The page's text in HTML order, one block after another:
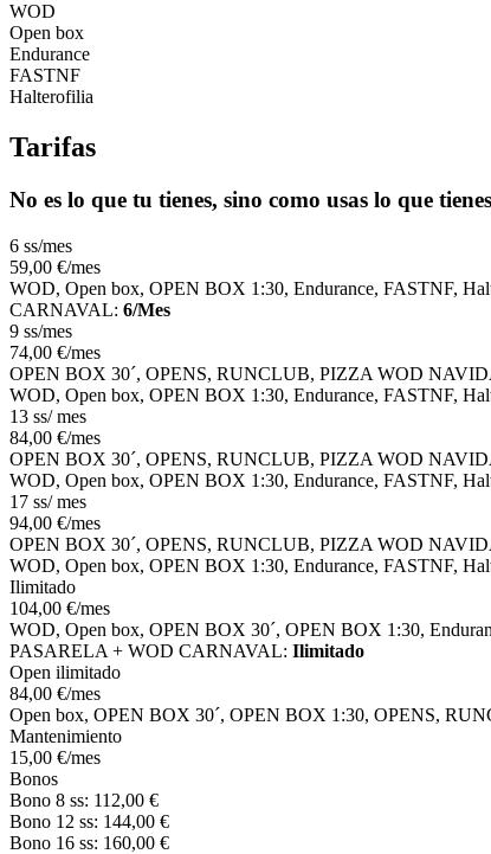
WOD
Open box
Endurance
FASTNF
Halterofilia
Tarifas
No es lo que tu tienes, sino como usas lo que
6 ss/mes
59,00 €/mes
WOD, Open box, OPEN BOX 1:30, Endurance, FASTNF,
CARNAVAL: 6/Mes
9 ss/mes
74,00 €/mes
OPEN BOX 30´, OPENS, RUNCLUB, PIZZA WOD
WOD, Open box, OPEN BOX 1:30, Endurance, FASTNF,
13 ss/ mes
84,00 €/mes
OPEN BOX 30´, OPENS, RUNCLUB, PIZZA WOD
WOD, Open box, OPEN BOX 1:30, Endurance, FASTNF,
17 ss/ mes
94,00 €/mes
OPEN BOX 30´, OPENS, RUNCLUB, PIZZA WOD
WOD, Open box, OPEN BOX 1:30, Endurance, FASTNF,
Ilimitado
104,00 €/mes
WOD, Open box, OPEN BOX 30´, OPEN BOX 1:30,
PASARELA + WOD CARNAVAL: Ilimitado
Open ilimitado
84,00 €/mes
Open box, OPEN BOX 30´, OPEN BOX 1:30, OPENS,
Mantenimiento
15,00 €/mes
Bonos
Bono 8 ss: 112,00 €
Bono 12 ss: 144,00 €
Bono 16 ss: 160,00 €